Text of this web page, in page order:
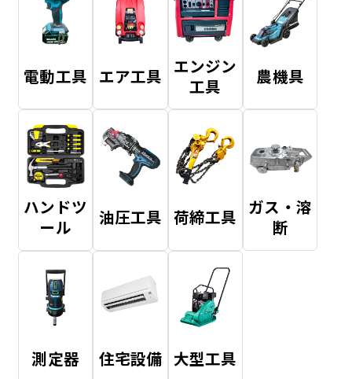
電動工具 エア工具 エンジン
工具
農機具
ハンドツ
ール
油圧工具 荷締工具 ガス・溶
断
測定器 住宅設備 大型工具